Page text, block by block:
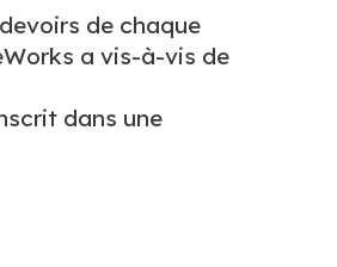
de chaque
a vis-à-vis de
dans une